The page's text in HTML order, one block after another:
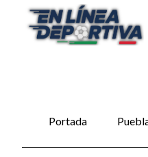
Portada